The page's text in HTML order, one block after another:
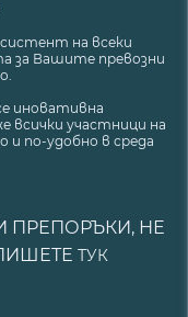
на всеки
за Вашите превозни
иновативна
всички участници на
и по-удобно в среда
ПРЕПОРЪКИ, НЕ
ТУК